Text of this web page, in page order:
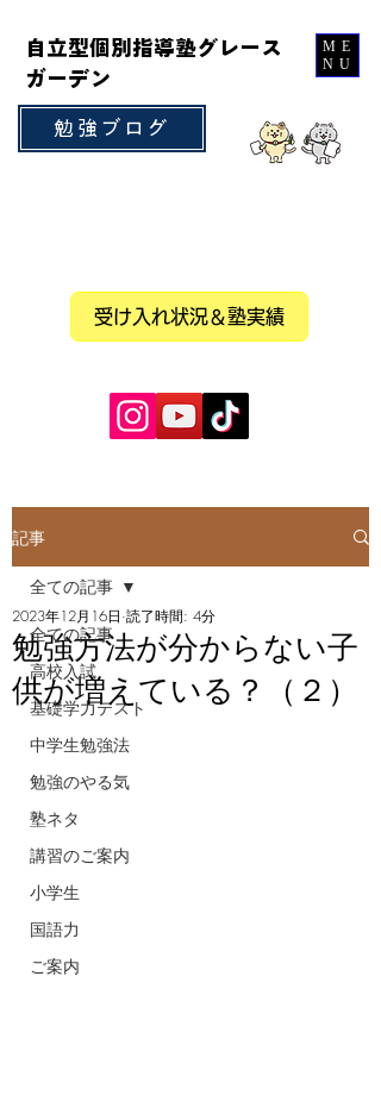
自立型個別指導塾グレース
ガーデン
勉強ブログ
受け入れ状況＆塾実績
ME
NU
記事
全ての記事
高校入試
基礎学力テスト
中学生勉強法
勉強のやる気
塾ネタ
講習のご案内
小学生
国語力
ご案内
全ての記事
勉強方法が分からない子
供が増えている？（２）
2023年12月16日 読了時間: 4分